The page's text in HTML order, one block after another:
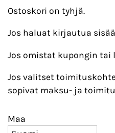
Ostoskori on tyhjä.
Jos haluat kirjautua
Jos omistat kupongin tai
Jos valitset
sopivat maksu- ja
Maa